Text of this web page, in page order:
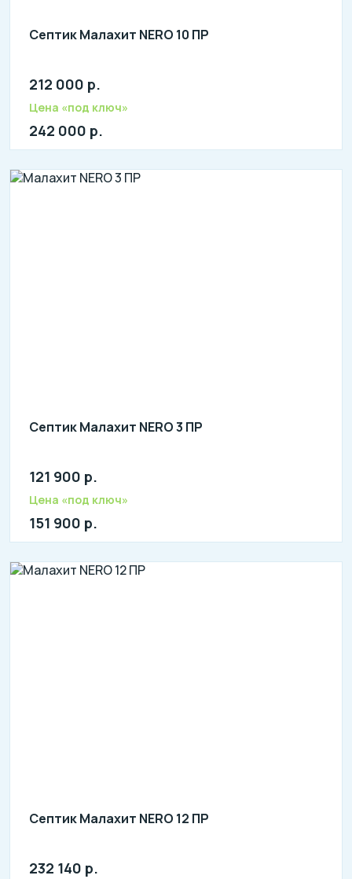
Септик Малахит NERO 10 ПР
Количество человек: 8-10
литров в сутки: 2000
212 000 р.
Цена «под ключ»
242 000 р.
Септик Малахит NERO 3 ПР
Количество человек: 1-3
литров в сутки: 750
121 900 р.
Цена «под ключ»
151 900 р.
Септик Малахит NERO 12 ПР
Количество человек: 10-12
232 140 р.